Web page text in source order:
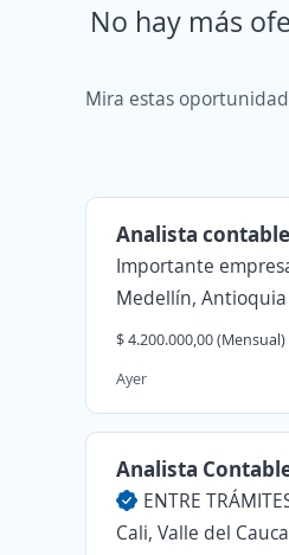
No hay más
Mira estas
Analista
Importante
Medellín, Antioquia
$ 4.200.000,00 (Mensual)
Ayer
Analista
Cali, Valle del Cauca